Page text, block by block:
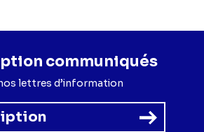
communiqués
lettres d’information